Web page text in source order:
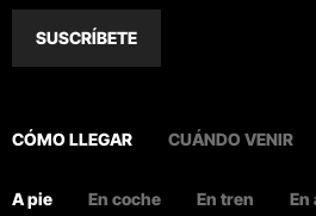
SUSCRÍBETE
CÓMO LLEGAR CUÁNDO VENIR
A pie En coche En tren En